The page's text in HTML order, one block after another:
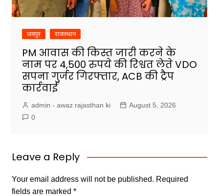
जयपुर राजस्थान
PM आवास की किस्त जारी करने के
नाम पर 4,500 रुपये की रिश्वत लेते VDO
सपना गुर्जर गिरफ्तार, ACB की ट्रैप
कार्रवाई
admin - awaz rajasthan ki
August 5, 2026
0
Leave a Reply
Your email address will not be published. Required
fields are marked *